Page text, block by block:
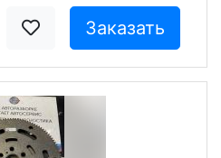
Заказать